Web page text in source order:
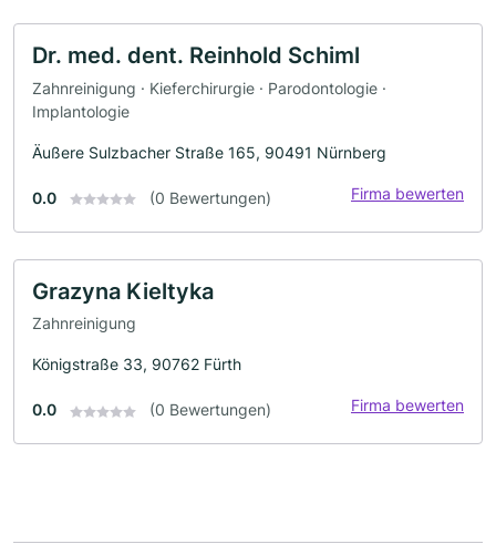
Dr. med. dent. Reinhold Schiml
Zahnreinigung · Kieferchirurgie · Parodontologie ·
Implantologie
Äußere Sulzbacher Straße 165, 90491 Nürnberg
0.0 (0 Bewertungen) Firma bewerten
Grazyna Kieltyka
Zahnreinigung
Königstraße 33, 90762 Fürth
0.0 (0 Bewertungen) Firma bewerten